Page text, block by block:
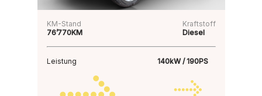
KM-Stand
76’770KM
Kraftstoff
Diesel
Leistung 140kW / 190PS